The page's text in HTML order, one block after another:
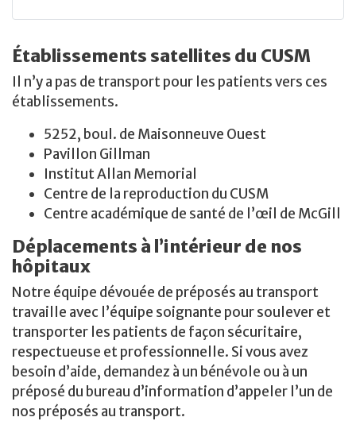
Établissements satellites du CUSM
Il n’y a pas de transport pour les patients vers ces
établissements.
5252, boul. de Maisonneuve Ouest
Pavillon Gillman
Institut Allan Memorial
Centre de la reproduction du CUSM
Centre académique de santé de l’œil de McGill
Déplacements à l’intérieur de nos
hôpitaux
Notre équipe dévouée de préposés au transport
travaille avec l’équipe soignante pour soulever et
transporter les patients de façon sécuritaire,
respectueuse et professionnelle. Si vous avez
besoin d’aide, demandez à un bénévole ou à un
préposé du bureau d’information d’appeler l’un de
nos préposés au transport.